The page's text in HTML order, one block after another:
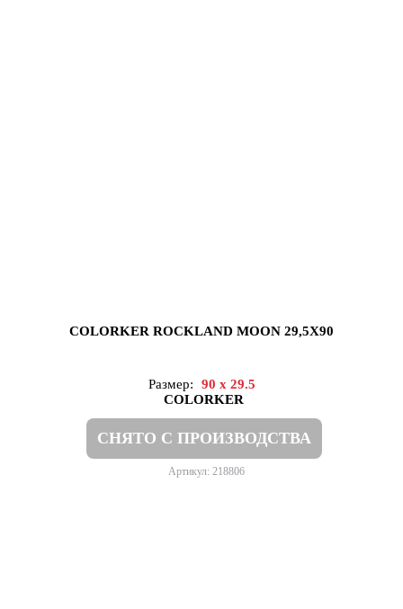
COLORKER ROCKLAND MOON 29,5X90
Размер:
90 x 29.5
COLORKER
СНЯТО С ПРОИЗВОДСТВА
Артикул: 218806